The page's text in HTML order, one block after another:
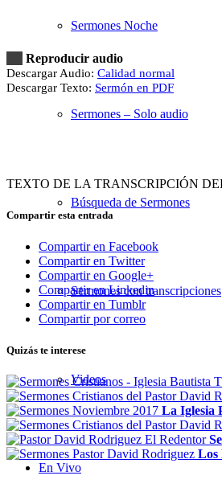
Sermones Noche
Sermones – Solo audio
Búsqueda de Sermones
Sermones con transcripciones
Videos
En Vivo
Reproducir audio
Descargar Audio: Calidad normal
Descargar Texto: Sermón en PDF
TEXTO DE LA TRANSCRIPCIÓN
Compartir esta entrada
Compartir en Facebook
Compartir en Twitter
Compartir en Google+
Compartir en Linkedin
Compartir en Tumblr
Compartir por correo
Quizás te interese
La Iglesia
Los